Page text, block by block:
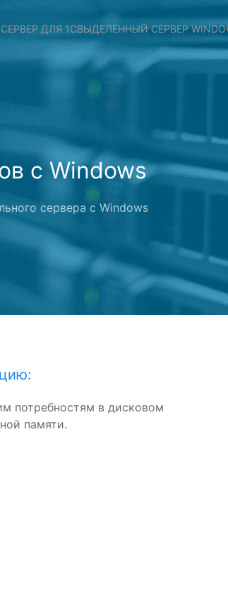
СЕРВЕР ДЛЯ 1СВЫДЕЛЕННЫЙ СЕРВЕР
с Windows
сервера с Windows
потребностям в дисковом
памяти.